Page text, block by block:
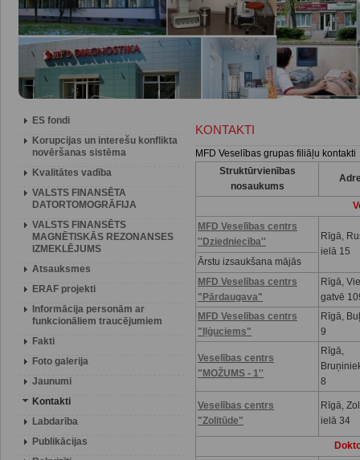
ES fondi
Korupcijas un interešu konflikta
novēršanas sistēma
Kvalitātes vadība
VALSTS FINANSĒTA
DATORTOMOGRĀFIJA
VALSTS FINANSĒTS
MAGNĒTISKĀS REZONANSES
IZMEKLĒJUMS
Atsauksmes
ERAF projekti
Informācija personām ar
funkcionāliem traucējumiem
Fakti
Foto galerija
Jaunumi
Kontakti
Labdarība
Publikācijas
KONTAKTI
MFD Veselības grupas filiāļu kontakti
Struktūrvienības
nosaukums
MFD Veselības centrs
''Dziedniecība''
Rīgā,
ielā 15
Ārstu izsaukšana mājās
MFD Veselības centrs
"Pārdaugava"
Rīgā,
gatvē
MFD Veselības centrs
"Iļģuciems"
Rīgā,
9
Veselības centrs
"MOŽUMS - 1''
Rīgā,
8
Veselības centrs
"Zolitūde"
Rīgā,
ielā 34